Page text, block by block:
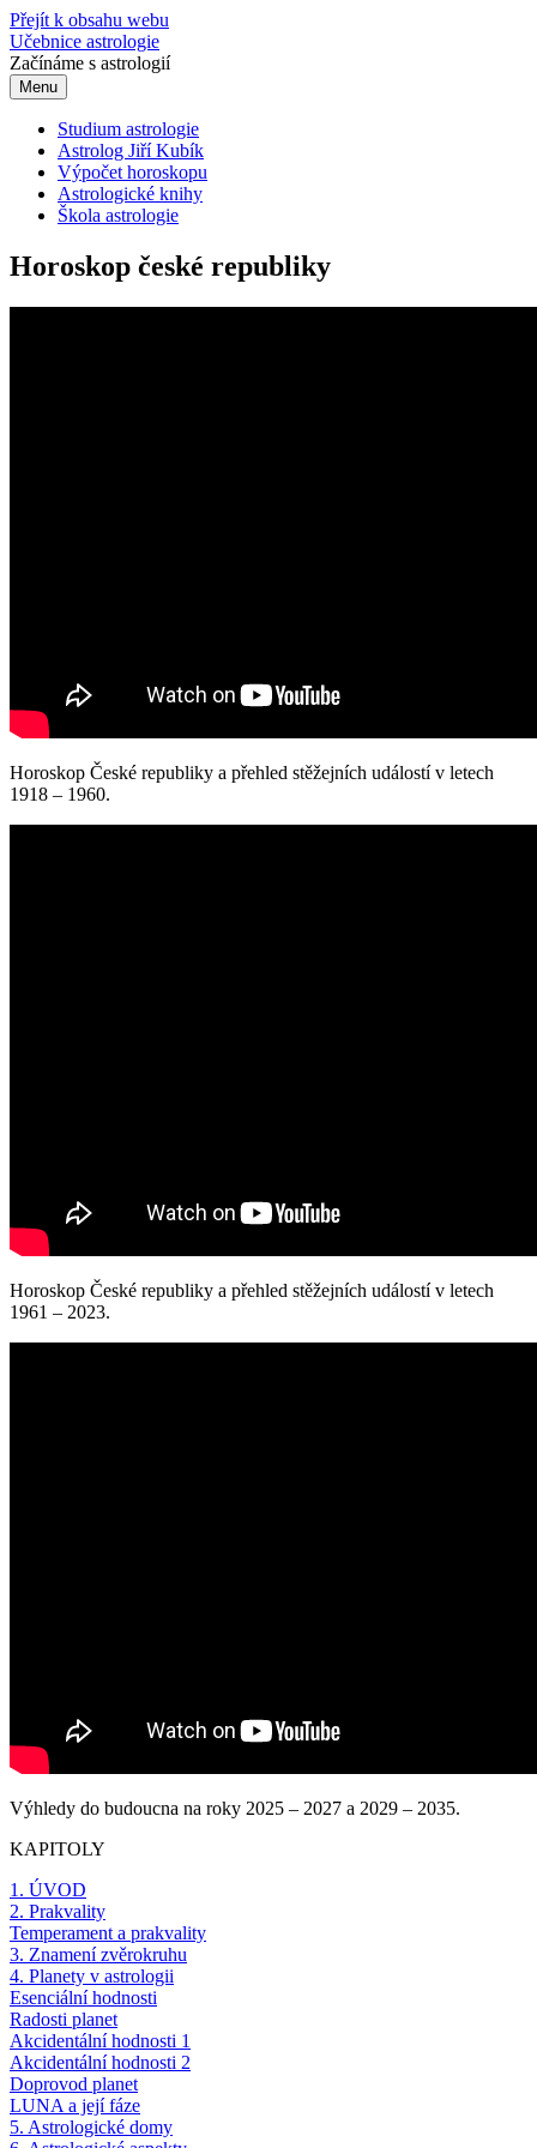
Přejít k obsahu webu
Učebnice astrologie
Začínáme s astrologií
Menu
Studium astrologie
Astrolog Jiří Kubík
Výpočet horoskopu
Astrologické knihy
Škola astrologie
Horoskop české republiky
Horoskop České republiky a přehled stěžejních událostí v letech
1918 – 1960.
Horoskop České republiky a přehled stěžejních událostí v letech
1961 – 2023.
Výhledy do budoucna na roky 2025 – 2027 a 2029 – 2035.
KAPITOLY
1. ÚVOD
2. Prakvality
Temperament a prakvality
3. Znamení zvěrokruhu
4. Planety v astrologii
Esenciální hodnosti
Radosti planet
Akcidentální hodnosti 1
Akcidentální hodnosti 2
Doprovod planet
LUNA a její fáze
5. Astrologické domy